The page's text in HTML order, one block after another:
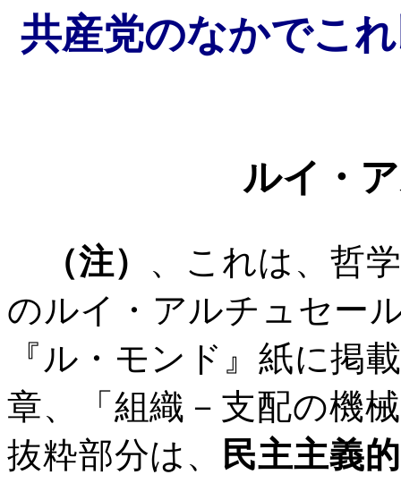
共産党のなかでこ
ルイ・
（注） 、これは、哲
のルイ・アルチュセー
『ル・モンド』紙に掲
章、「組織－支配の機
抜粋部分は、 民主主義